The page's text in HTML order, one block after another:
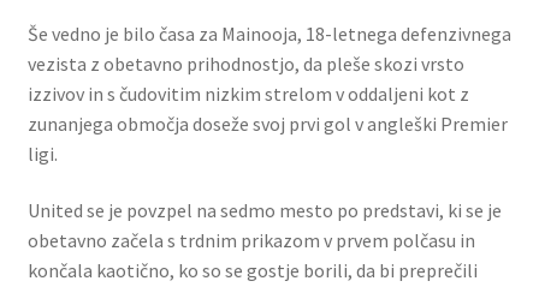
Še vedno je bilo časa za Mainooja, 18-letnega defenzivnega
vezista z obetavno prihodnostjo, da pleše skozi vrsto
izzivov in s čudovitim nizkim strelom v oddaljeni kot z
zunanjega območja doseže svoj prvi gol v angleški Premier
ligi.
United se je povzpel na sedmo mesto po predstavi, ki se je
obetavno začela s trdnim prikazom v prvem polčasu in
končala kaotično, ko so se gostje borili, da bi preprečili